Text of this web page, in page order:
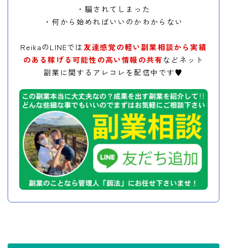
・騙されてしまった
・何から始めればいいのかわからない
ReikaのLINEでは友達感覚の軽い副業相談から実績
のある稼げる可能性の高い情報の共有などネット
副業に関するアレコレを配信中です♥